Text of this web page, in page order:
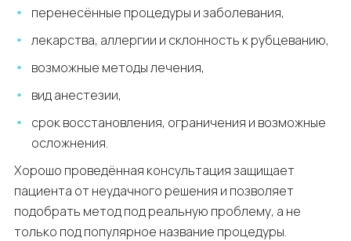
перенесённые процедуры и заболевания,
лекарства, аллергии и склонность к рубцеванию,
возможные методы лечения,
вид анестезии,
срок восстановления, ограничения и возможные
осложнения.
Хорошо проведённая консультация защищает
пациента от неудачного решения и позволяет
подобрать метод под реальную проблему, а не
только под популярное название процедуры.